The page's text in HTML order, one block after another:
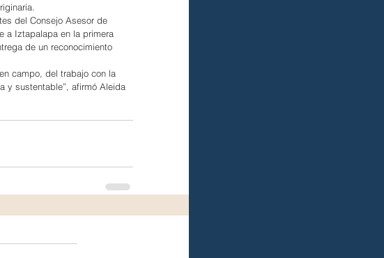
del Consejo Asesor de
a Iztapalapa en la primera
de un reconocimiento
campo, del trabajo con la
y sustentable”, afirmó Aleida